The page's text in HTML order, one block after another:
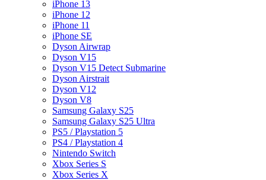
iPhone 13
iPhone 12
iPhone 11
iPhone SE
Dyson Airwrap
Dyson V15
Dyson V15 Detect Submarine
Dyson Airstrait
Dyson V12
Dyson V8
Samsung Galaxy S25
Samsung Galaxy S25 Ultra
PS5 / Playstation 5
PS4 / Playstation 4
Nintendo Switch
Xbox Series S
Xbox Series X